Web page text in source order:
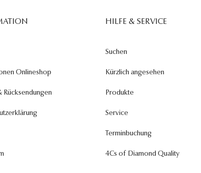
Onlineshop
Rücksendungen
HILFE & SERVICE
Suchen
Kürzlich angesehen
Produkte
Service
Terminbuchung
4Cs of Diamond Quality